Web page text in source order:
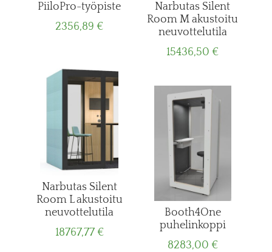
PiiloPro-työpiste
2356,89€
Narbutas Silent
Room M akustoitu
neuvottelutila
15436,50€
Narbutas Silent
Room L akustoitu
neuvottelutila
18767,77 €
Booth4One
puhelinkoppi
8283,00 €